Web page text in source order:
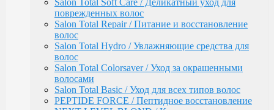
TEFIA
Окрашивание волос / Ambient, MYPOINT
CALEIDO COLORS / Пигменты прямого
действия
Перманентная крем-краска для волос
Ambient (150 оттенков)
Специальные оттенки для блондинок
Специальные оттенки для седых волос
Корректоры AMBIENT
Salon Total Soft Care / Деликатный уход для
поврежденных волос
Salon Total Repair / Питание и восстановление
волос
Salon Total Hydro / Увлажняющие средства для
волос
Salon Total Colorsaver / Уход за окрашенными
волосами
Salon Total Basic / Уход для всех типов волос
PEPTIDE FORCE / Пептидное восстановление